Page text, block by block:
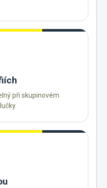
při skupinovém